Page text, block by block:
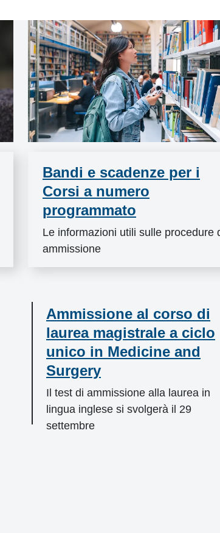
Bandi e scadenze per i
Corsi a numero
programmato
Le informazioni utili sulle procedure
ammissione
Ammissione al corso di
laurea magistrale a ciclo
unico in Medicine and
Surgery
Il test di ammissione alla laurea in
lingua inglese si svolgerà il 29
settembre